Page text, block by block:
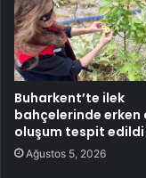
Buharkent’te ilek
bahçelerinde erken
oluşum tespit edildi
Ağustos 5, 2026